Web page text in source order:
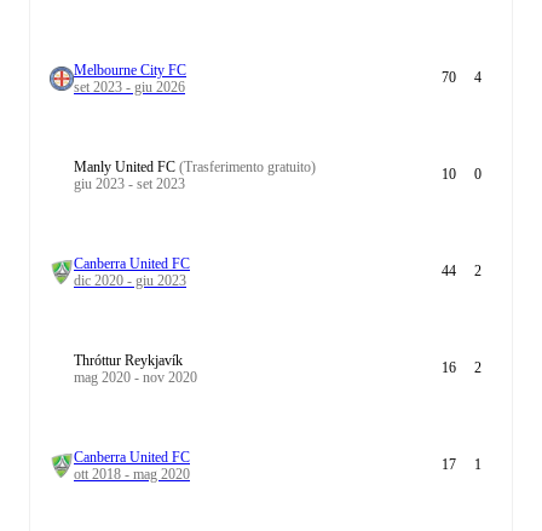
Melbourne City FC
set 2023 - giu 2026
70 4
Manly United FC (Trasferimento gratuito)
giu 2023 - set 2023
10 0
Canberra United FC
dic 2020 - giu 2023
44 2
Thróttur Reykjavík
mag 2020 - nov 2020
16 2
Canberra United FC
ott 2018 - mag 2020
17 1